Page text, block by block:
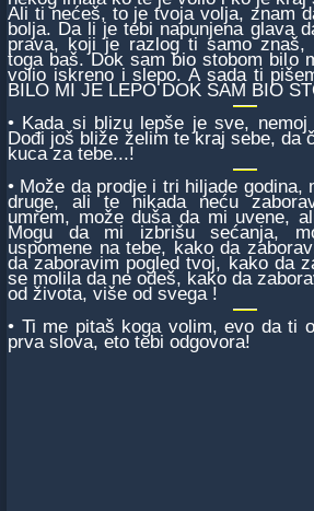
Ali ti nećeš, to je tvoja volja, znam
bolja. Da li je tebi napunjena glava
prava, koji je razlog ti samo
toga baš. Dok sam bio stobom bilo
volio iskreno i slepo. A sada ti
BILO MI JE LEPO DOK SAM BIO
• Kada si blizu lepše je sve,
Dođi još bliže želim te kraj sebe, da
kuca za tebe...!
• Može da prodje i tri hiljade godina,
druge, ali te nikada neću
umrem, može duša da mi uvene,
Mogu da mi izbrišu sećanja,
uspomene na tebe, kako da
da zaboravim pogled tvoj, kako da
se molila da ne odeš, kako da
od života, više od svega !
• Ti me pitaš koga volim, evo da ti
prva slova, eto tebi odgovora!